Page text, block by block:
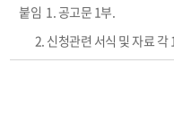
붙임 1. 공고문 1부.
2. 신청관련 서식 및 자료 각